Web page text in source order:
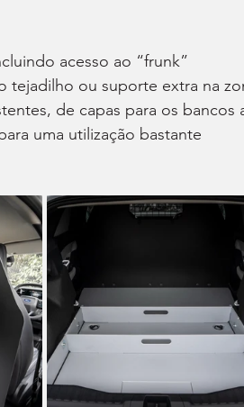
acesso ao “frunk”
tejadilho ou suporte extra na
de capas para os bancos
uma utilização bastante